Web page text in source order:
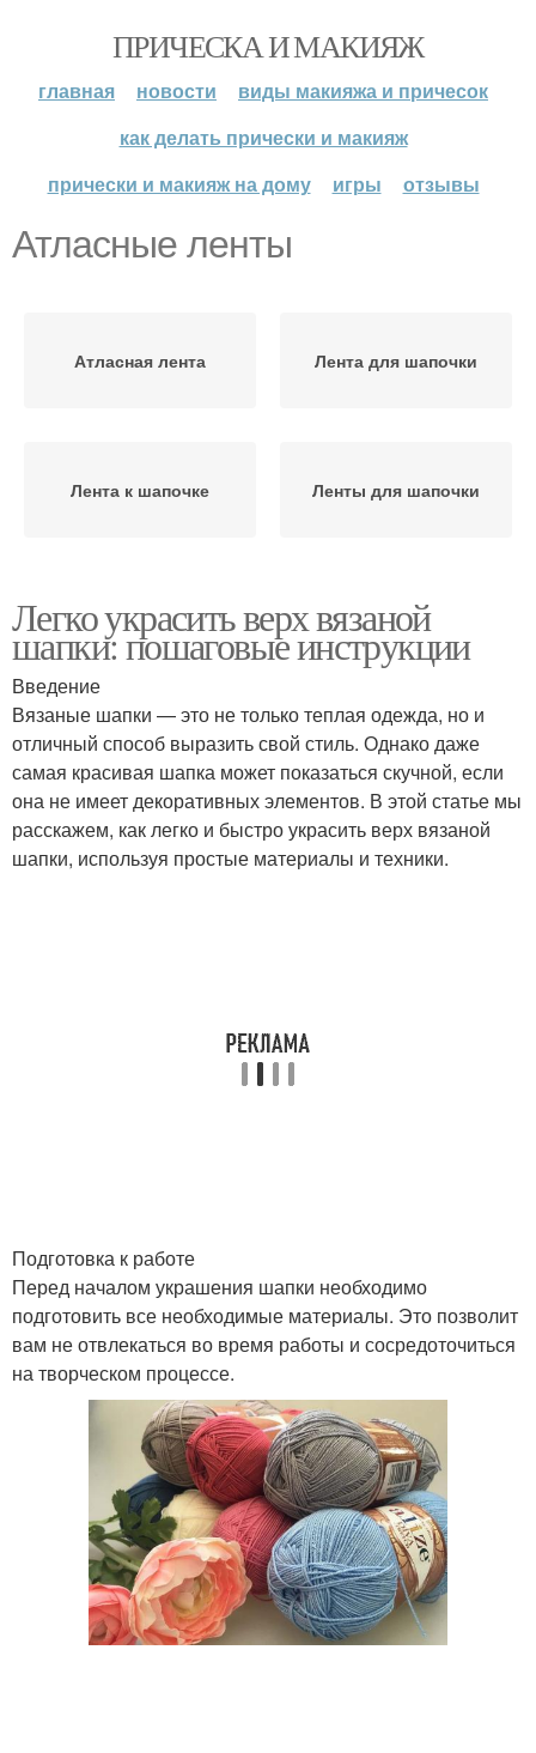
ПРИЧЕСКА И МАКИЯЖ
главная новости
виды макияжа и причесок
как делать прически и макияж
прически и макияж на дому
игры отзывы
Атласные ленты
Атласная лента Лента для шапочки
Лента к шапочке Ленты для шапочки
Легко украсить верх вязаной
шапки: пошаговые инструкции
Введение
Вязаные шапки — это не только теплая одежда, но и
отличный способ выразить свой стиль. Однако даже
самая красивая шапка может показаться скучной, если
она не имеет декоративных элементов. В этой статье мы
расскажем, как легко и быстро украсить верх вязаной
шапки, используя простые материалы и техники.
Подготовка к работе
Перед началом украшения шапки необходимо
подготовить все необходимые материалы. Это позволит
вам не отвлекаться во время работы и сосредоточиться
на творческом процессе.